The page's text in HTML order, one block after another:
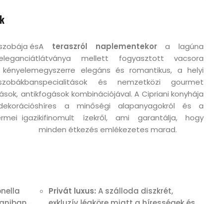
és
antik
igazi
A teraszról naplementekora lagúna
látványa mellett fogyasztott vacsora
egyszerre elegáns és romantikus, a helyi
specialitások és nemzetközi gourmet
fogások kombinációjával. A Cipriani konyhája
híres a minőségi alapanyagokról és a
kifinomult ízekről, ami garantálja, hogy
minden étkezés emlékezetes marad.
Privát luxus: A szálloda diszkrét,